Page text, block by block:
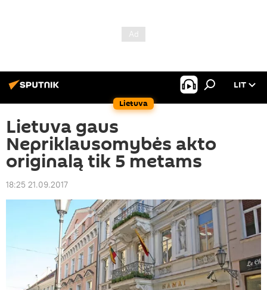
Lietuva
LIT
Lietuva gaus
Nepriklausomybės akto
originalą tik 5 metams
18:25 21.09.2017